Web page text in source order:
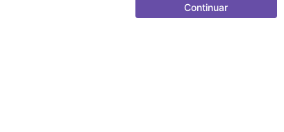
Continuar